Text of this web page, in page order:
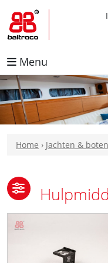
Menu
Home › Jachten & boten